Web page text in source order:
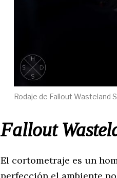
Rodaje de Fallout Wasteland
Fallout
El cortometraje es un
perfección el ambiente